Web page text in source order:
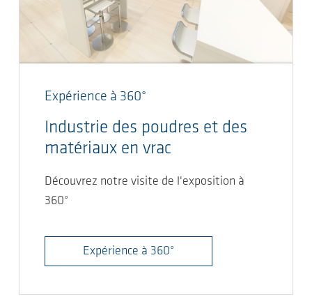
Expérience à 360°
Industrie des poudres et des
matériaux en vrac
Découvrez notre visite de l'exposition à
360°
Expérience à 360°